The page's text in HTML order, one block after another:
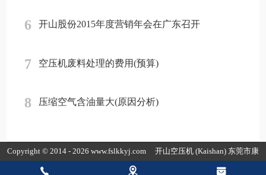
6 开山股份2015年度营销年会在广东召开
7 空压机废料处理的费用(预算)
8 压缩空气含油量大(原因分析)
Copyright © 2014 - 2026 www.fslkkyj.com 开山空压机 (Kaishan) 东莞市康
普达节能科技有限公司版权所有
粤ICP备19154118号-3 粤公网安备